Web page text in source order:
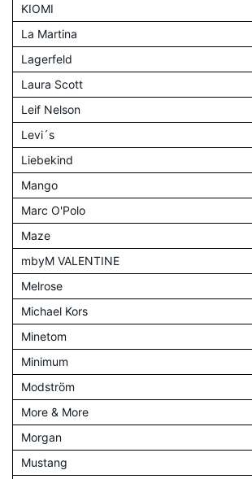
KIOMI
La Martina
Lagerfeld
Laura Scott
Leif Nelson
Levi´s
Liebekind
Mango
Marc O'Polo
Maze
mbyM VALENTINE
Melrose
Michael Kors
Minetom
Minimum
Modström
More & More
Morgan
Mustang